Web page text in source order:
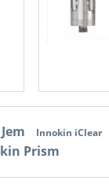
Innokin iClear
Prism